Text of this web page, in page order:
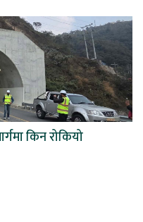
किन रोकियो